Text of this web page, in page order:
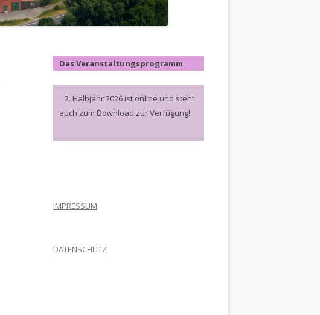
Das Veranstaltungsprogramm
.. 2. Halbjahr 2026 ist online und steht
auch zum Download zur Verfügung!
IMPRESSUM
DATENSCHUTZ